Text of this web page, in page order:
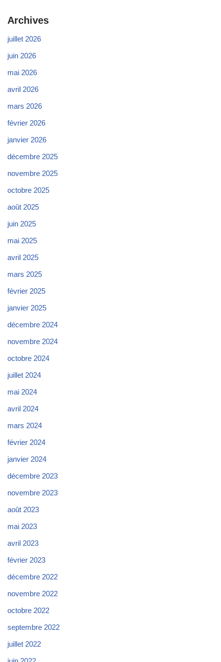
Archives
juillet 2026
juin 2026
mai 2026
avril 2026
mars 2026
février 2026
janvier 2026
décembre 2025
novembre 2025
octobre 2025
août 2025
juin 2025
mai 2025
avril 2025
mars 2025
février 2025
janvier 2025
décembre 2024
novembre 2024
octobre 2024
juillet 2024
mai 2024
avril 2024
mars 2024
février 2024
janvier 2024
décembre 2023
novembre 2023
août 2023
mai 2023
avril 2023
février 2023
décembre 2022
novembre 2022
octobre 2022
septembre 2022
juillet 2022